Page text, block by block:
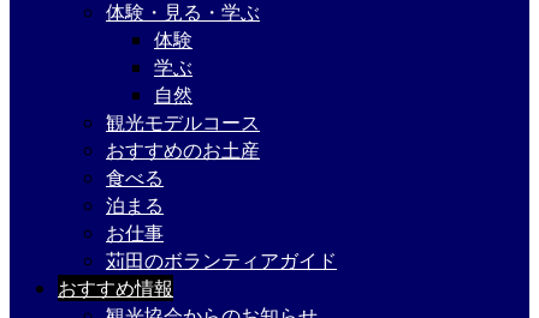
体験・見る・学ぶ
体験
学ぶ
自然
観光モデルコース
おすすめのお土産
食べる
泊まる
お仕事
苅田のボランティアガイド
おすすめ情報